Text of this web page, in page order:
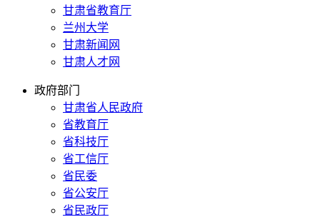
甘肃省教育厅
兰州大学
甘肃新闻网
甘肃人才网
政府部门
甘肃省人民政府
省教育厅
省科技厅
省工信厅
省民委
省公安厅
省民政厅